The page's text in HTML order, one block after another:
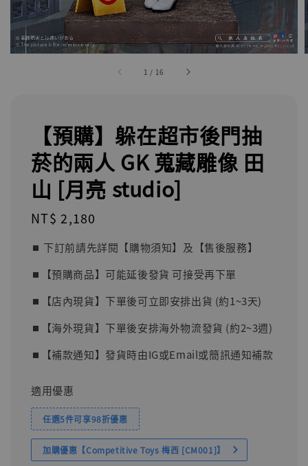
1 / 16
【預購】躲在超市後門抽
菸的兩人 GK 蒐藏雕像 田
山 [月亮 studio]
Regular
NT$ 2,180
⏹︎ 下訂前請先詳閱【購物須知】及【售後服務】
⏹︎【預購商品】可能延後發貨 可接受再下單
⏹︎【店內現貨】下單後可立即安排出貨 (約1~3天)
⏹︎【海外現貨】下單後安排海外物流發貨 (約2~3週)
⏹︎【補款通知】發貨時由IG或Email或簡訊通知補款
適用優惠
任選5件可享98折優惠
加購優惠【Competitive Toys 梅西 [CM001]】